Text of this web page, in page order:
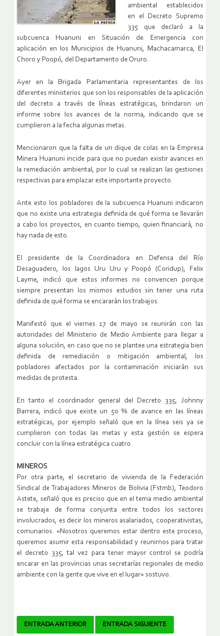
ambiental establecidos
en el Decreto Supremo
335 que declaró a la
subcuenca Huanuni en Situación de Emergencia con
aplicación en los Municipios de Huanuni, Machacamarca, El
Choro y Poopó, del Departamento de Oruro.
Ayer en la Brigada Parlamentaria representantes de los
diferentes ministerios que son los responsables de la aplicación
del decreto a través de líneas estratégicas, brindaron un
informe sobre los avances de la norma, indicando que se
cumplieron a la fecha algunas metas.
Mencionaron que la falta de un dique de colas en la Empresa
Minera Huanuni incide para que no puedan existir avances en
la remediación ambiental, por lo cual se realizan las gestiones
respectivas para emplazar este importante proyecto.
Ante esto los pobladores de la subcuenca Huanuni indicaron
que no existe una estrategia definida de qué forma se llevarán
a cabo los proyectos, en cuanto tiempo, quien financiará, no
hay nada de esto.
El presidente de la Coordinadora en Defensa del Río
Desaguadero, los lagos Uru Uru y Poopó (Coridup), Felix
Layme, indicó que estos informes no convencen porque
siempre presentan los mismos estudios sin tener una ruta
definida de qué forma se encararán los trabajos.
Manifestó que el viernes 17 de mayo se reunirán con las
autoridades del Ministerio de Medio Ambiente para llegar a
alguna solución, en caso que no se plantee una estrategia bien
definida de remediación o mitigación ambiental, los
pobladores afectados por la contaminación iniciarán sus
medidas de protesta.
En tanto el coordinador general del Decreto 335, Johnny
Barrera, indicó que existe un 50 % de avance en las líneas
estratégicas, por ejemplo señaló que en la línea seis ya se
cumplieron con todas las metas y esta gestión se espera
concluir con la línea estratégica cuatro.
MINEROS
Por otra parte, el secretario de vivienda de la Federación
Sindical de Trabajadores Mineros de Bolivia (Fstmb), Teodoro
Astete, señaló que es preciso que en el tema medio ambiental
se trabaje de forma conjunta entre todos los sectores
involucrados, es decir los mineros asalariados, cooperativistas,
comunarios. «Nosotros queremos estar dentro este proceso,
queremos asumir esta responsabilidad y reunirnos para tratar
el decreto 335, tal vez para tener mayor control se podría
encarar en las provincias unas secretarías regionales de medio
ambiente con la gente que vive en el lugar» sostuvo.
Navegador
ENTRADA ANTERIOR ENTRADA SIGUIENTE